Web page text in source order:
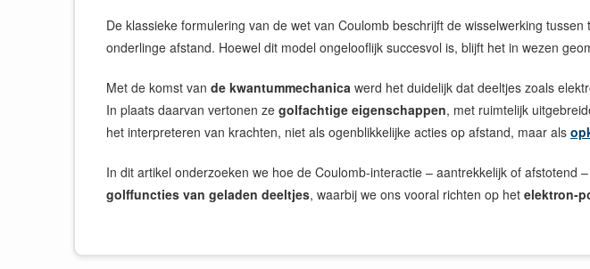
De klassieke formulering van de wet van Coulomb beschrijft de wisselwerking
onderlinge afstand. Hoewel dit model ongelooflijk succesvol is, blijft het in wezen
Met de komst van de kwantummechanica werd het duidelijk dat deeltjes zoals
In plaats daarvan vertonen ze golfachtige eigenschappen, met ruimtelijk
het interpreteren van krachten, niet als ogenblikkelijke acties op afstand, maar als
In dit artikel onderzoeken we hoe de Coulomb-interactie – aantrekkelijk of afstotend
golffuncties van geladen deeltjes, waarbij we ons vooral richten op het elektron-